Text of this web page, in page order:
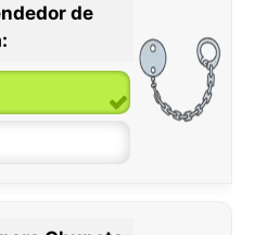
meses
de